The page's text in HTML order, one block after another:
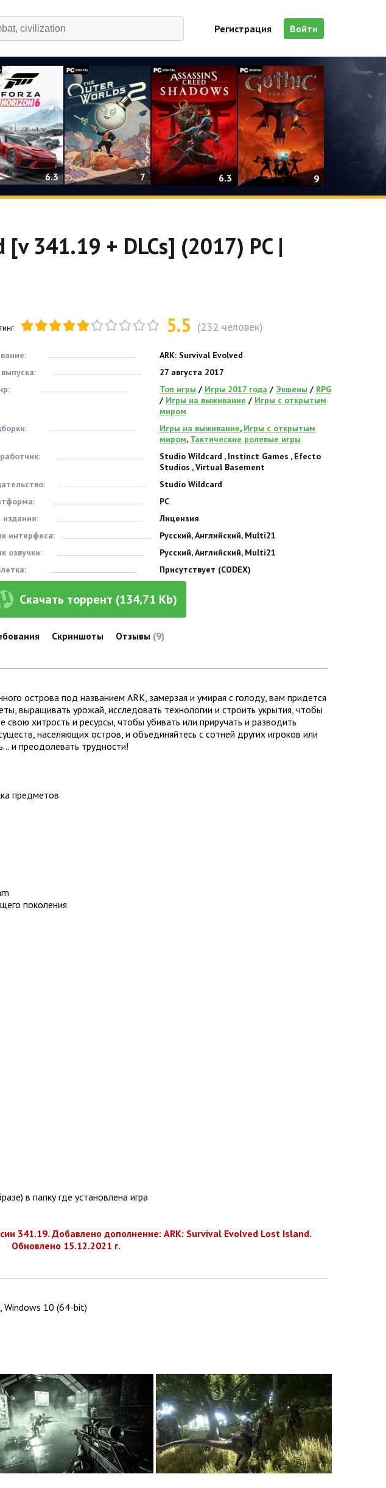
Регистрация Войти
6.3 7 6.3 9
341.19 + DLCs] (2017) PC |
5.5 (232 человек)
ARK: Survival Evolved
выпуска:
27 августа 2017
Топ игры / Игры 2017 года / Экшены / RPG
/ Игры на выживание / Игры с открытым
миром
Игры на выживание, Игры с открытым
миром, Тактические ролевые игры
Studio Wildcard , Instinct Games , Efecto
Studios , Virtual Basement
Studio Wildcard
PC
издания:
Лицензия
интерфеса:
Русский, Английский, Multi21
озвучки:
Русский, Английский, Multi21
Присутствует (CODEX)
Скачать торрент (134,71 Kb)
Скриншоты Отзывы (9)
острова под названием ARK, замерзая и умирая с голоду, вам придется
выращивать урожай, исследовать технологии и строить укрытия, чтобы
свою хитрость и ресурсы, чтобы убивать или приручать и разводить
населяющих остров, и объединяйтесь с сотней других игроков или
и преодолевать трудности!
предметов
поколения
в папку где установлена игра
341.19. Добавлено дополнение: ARK: Survival Evolved Lost Island.
Обновлено 15.12.2021 г.
Windows 10 (64-bit)